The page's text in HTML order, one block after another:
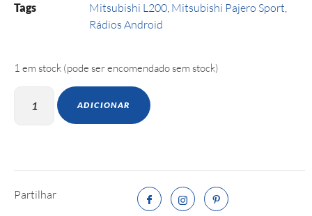
Tags Mitsubishi L200, Mitsubishi Pajero Sport,
Rádios Android
1 em stock (pode ser encomendado sem stock)
ADICIONAR
Partilhar